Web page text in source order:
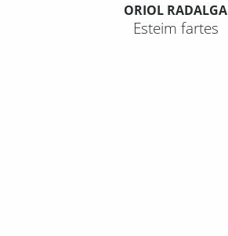
ORIOL RADALGA
Esteim fartes